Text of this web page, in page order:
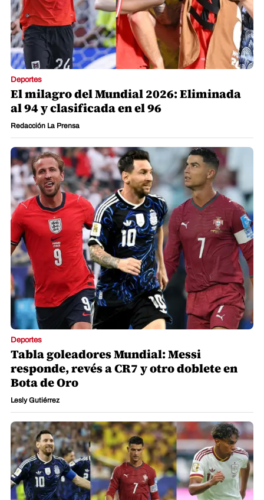
ÚLTIMAS NOTICIAS
Deportes
El milagro del Mundial 2026: Eliminada
al 94 y clasificada en el 96
Redacción La Prensa
Deportes
Tabla goleadores Mundial: Messi